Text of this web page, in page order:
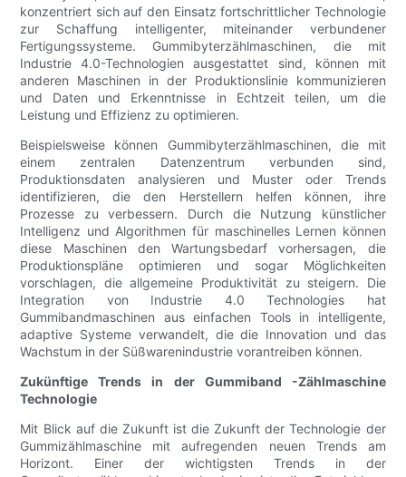
konzentriert sich auf den Einsatz fortschrittlicher Technologie
zur Schaffung intelligenter, miteinander verbundener
Fertigungssysteme. Gummibyterzählmaschinen, die mit
Industrie 4.0-Technologien ausgestattet sind, können mit
anderen Maschinen in der Produktionslinie kommunizieren
und Daten und Erkenntnisse in Echtzeit teilen, um die
Leistung und Effizienz zu optimieren.
Beispielsweise können Gummibyterzählmaschinen, die mit
einem zentralen Datenzentrum verbunden sind,
Produktionsdaten analysieren und Muster oder Trends
identifizieren, die den Herstellern helfen können, ihre
Prozesse zu verbessern. Durch die Nutzung künstlicher
Intelligenz und Algorithmen für maschinelles Lernen können
diese Maschinen den Wartungsbedarf vorhersagen, die
Produktionspläne optimieren und sogar Möglichkeiten
vorschlagen, die allgemeine Produktivität zu steigern. Die
Integration von Industrie 4.0 Technologies hat
Gummibandmaschinen aus einfachen Tools in intelligente,
adaptive Systeme verwandelt, die die Innovation und das
Wachstum in der Süßwarenindustrie vorantreiben können.
Zukünftige Trends in der Gummiband -Zählmaschine
Technologie
Mit Blick auf die Zukunft ist die Zukunft der Technologie der
Gummizählmaschine mit aufregenden neuen Trends am
Horizont. Einer der wichtigsten Trends in der